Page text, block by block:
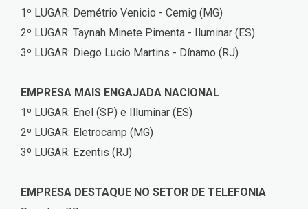
1º LUGAR: Demétrio Venicio - Cemig (MG)
2º LUGAR: Taynah Minete Pimenta - Iluminar (ES)
3º LUGAR: Diego Lucio Martins - Dínamo (RJ)
EMPRESA MAIS ENGAJADA NACIONAL
1º LUGAR: Enel (SP) e Illuminar (ES)
2º LUGAR: Eletrocamp (MG)
3º LUGAR: Ezentis (RJ)
EMPRESA DESTAQUE NO SETOR DE TELEFONIA